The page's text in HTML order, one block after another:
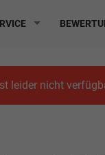
leider nicht